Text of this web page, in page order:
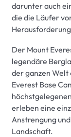
darunter auch
die die Läufer
Der Mount
legendäre
der ganzen
Everest Base
erleben eine
Anstrengung
Landschaft.